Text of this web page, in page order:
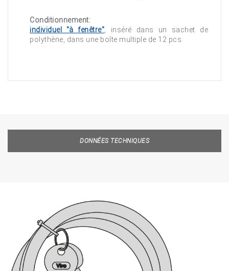
Conditionnement:
individuel "à fenêtre" , inséré dans un sachet de
polythène, dans une boîte multiple de 12 pcs.
DONNÉES TECHNIQUES